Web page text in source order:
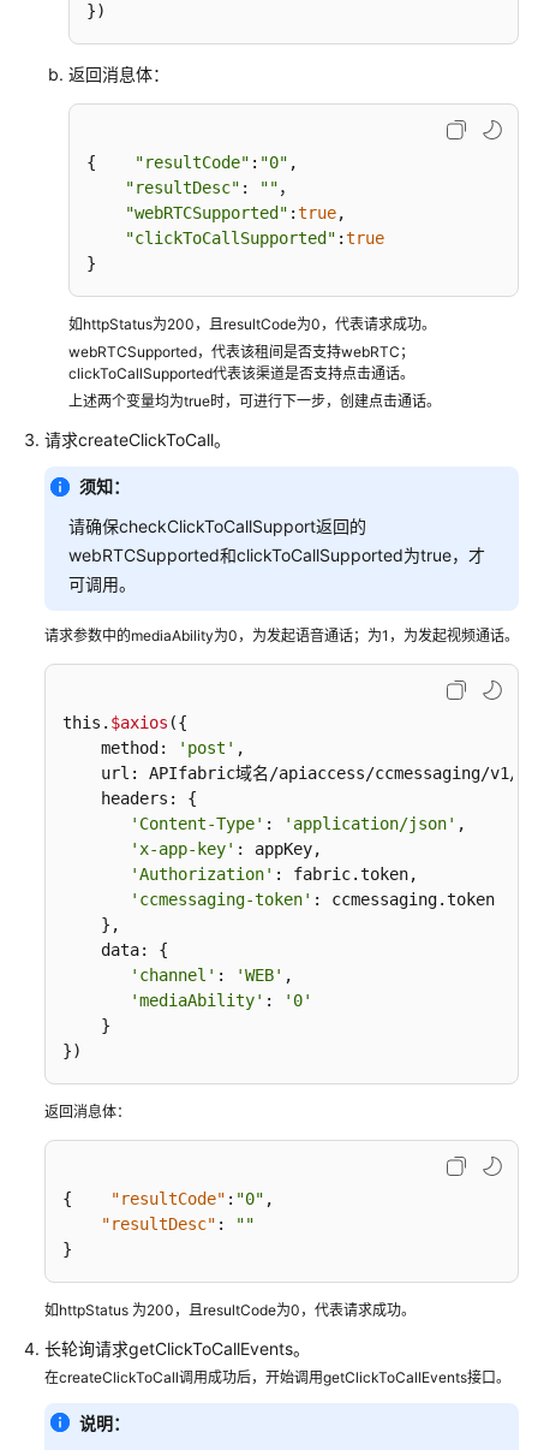
页
版
用
户
入
——
网
页
客
户
接
块
集
成
座
集
座
席
呼
叫
处
})
返回消息体：
{ "resultCode" : "0" ,
"resultDesc" : ""，
"webRTCSupported" :true,
"clickToCallSupported" :true
}
如httpStatus为200，且resultCode为0，代表请求成功。
webRTCSupported，代表该租间是否支持webRTC；
clickToCallSupported代表该渠道是否支持点击通话。
上述两个变量均为true时，可进行下一步，创建点击通话。
请求createClickToCall。
须知：
请确保checkClickToCallSupport返回的
webRTCSupported和clickToCallSupported为true，才
可调用。
请求参数中的mediaAbility为0，为发起语音通话；为1，为发起视频通话。
this. $axios ({
    method:
'post' ,
url: APIfabric域名/apiaccess/ccmessaging/v1/
    headers: {
'Content-Type' : 'application/json' ,
'x-app-key' : appKey,
'Authorization' : fabric.token,
'ccmessaging-token' : ccmessaging.token
    },
    data: {
'channel' : 'WEB' ,
'mediaAbility' :
'0'
    }
})
返回消息体：
{ "resultCode" : "0" ,
"resultDesc" :
""
}
如httpStatus 为200，且resultCode为0，代表请求成功。
长轮询请求getClickToCallEvents。
在createClickToCall调用成功后，开始调用getClickToCallEvents接口。
说明：